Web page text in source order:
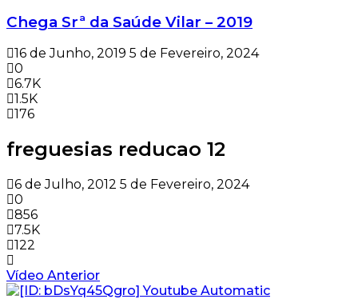
Chega Srª da Saúde Vilar – 2019
16 de Junho, 2019 5 de Fevereiro, 2024
0
6.7K
1.5K
176
freguesias reducao 12
6 de Julho, 2012 5 de Fevereiro, 2024
0
856
7.5K
122
Vídeo Anterior